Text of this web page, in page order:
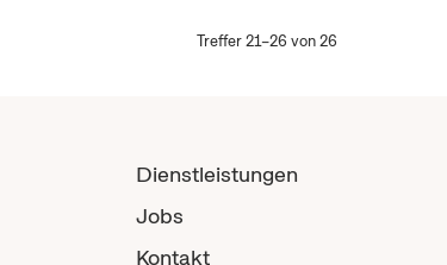
Treffer 21–26 von 26
Dienstleistungen
Jobs
Kontakt